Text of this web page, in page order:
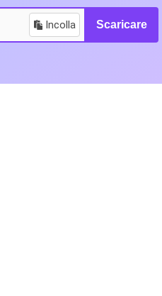
Incolla Scaricare